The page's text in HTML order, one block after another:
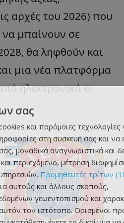
αρχές του 2026) που
μπαίνουν σε
θα ληφθούν και
μια νέα πλατφόρμα
ηλεκτρονικά e-
σας
και παρόμοιες τεχνολογίες
στη συσκευή σας και να
μοναδικά αναγνωριστικά και
περιεχόμενο, μέτρηση
Προμηθευτές τρίτων
αυτούς και άλλους σκοπούς,
γεωεντοπισμού και
τον ιστότοπο. Ορισμένοι